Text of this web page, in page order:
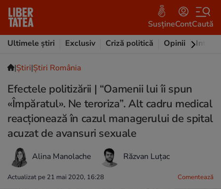
SusțineContCaută
Ultimele știri
Exclusiv Criză politică Opinii
|Ştiri|Știri România
Efectele politizării | “Oamenii lui îi spun
«Împăratul». Ne teroriza”. Alt cadru medical
reacționează în cazul managerului de spital
acuzat de avansuri sexuale
Alina Manolache Răzvan Luțac
Actualizat pe 21 mai 2020, 16:28 Comentează